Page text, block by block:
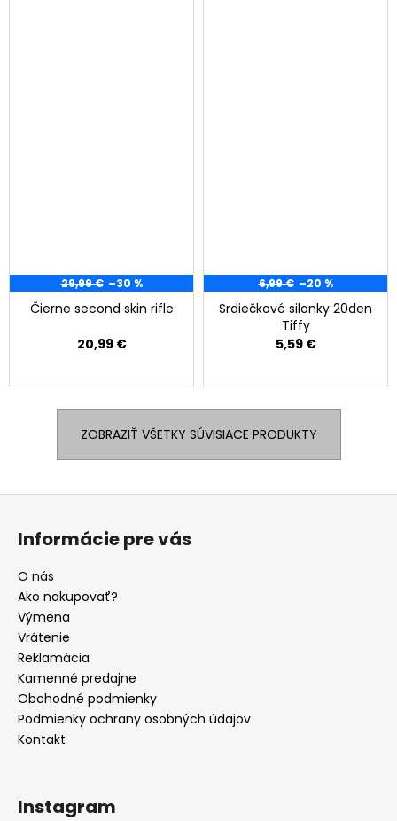
29,99 € –30 %
Čierne second skin rifle
20,99 €
6,99 € –20 %
Srdiečkové silonky 20den
Tiffy
5,59 €
ZOBRAZIŤ VŠETKY SÚVISIACE PRODUKTY
Informácie pre vás
O nás
Ako nakupovať?
Výmena
Vrátenie
Reklamácia
Kamenné predajne
Obchodné podmienky
Podmienky ochrany osobných údajov
Kontakt
Instagram